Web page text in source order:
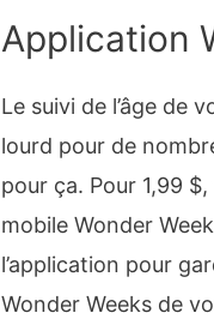
Application
Le suivi de l’âge de
lourd pour de
pour ça. Pour 1,99
mobile Wonder
l’application pour
Wonder Weeks de